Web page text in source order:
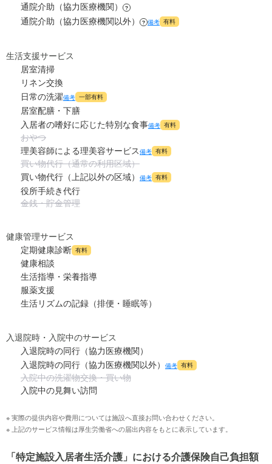
その他 0
介護保険料
通院介助（協力医療機関） ?
通院介助（協力医療機関以外） ? 備考 有料
生活支援サービス
居室清掃
リネン交換
日常の洗濯備考 一部有料
居室配膳・下膳
入居者の嗜好に応じた特別な食事備考 有料
おやつ
理美容師による理美容サービス備考 有料
買い物代行（通常の利用区域）
買い物代行（上記以外の区域）
備考 有料
役所手続き代行
金銭・貯金管理
健康管理サービス
定期健康診断 有料
健康相談
生活指導・栄養指導
服薬支援
生活リズムの記録（排便・睡眠等）
入退院時・入院中のサービス
入退院時の同行（協力医療機関）
入退院時の同行（協力医療機関以外）
備考 有料
入院中の洗濯物交換・買い物
入院中の見舞い訪問
※ 実際の提供内容や費用については施設へ直接お問い合わせください。
※ 上記のサービス情報は厚生労働省への届出内容をもとに表示しています。
「特定施設入居者生活介護」における介護保険自己負担額